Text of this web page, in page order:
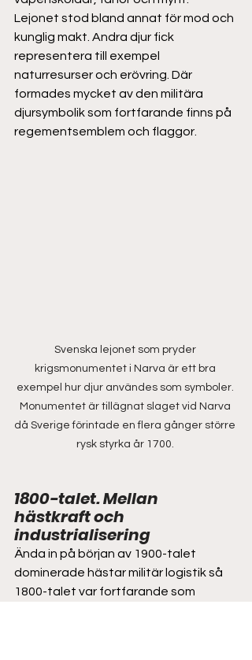
Lejonet stod bland annat för mod och
kunglig makt. Andra djur fick
representera till exempel
naturresurser och erövring. Där
formades mycket av den militära
djursymbolik som fortfarande finns på
regementsemblem och flaggor.
Svenska lejonet som pryder
krigsmonumentet i Narva är ett bra
exempel hur djur användes som symboler.
Monumentet är tillägnat slaget vid Narva
då Sverige förintade en flera gånger större
rysk styrka år 1700.
1800-talet. Mellan
hästkraft och
industrialisering
Ända in på början av 1900-talet
dominerade hästar militär logistik så
1800-talet var fortfarande som